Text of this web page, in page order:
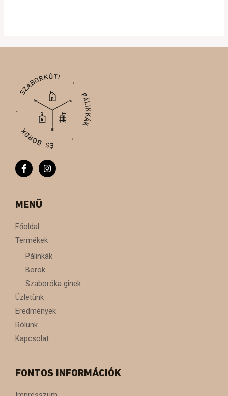
MENÜ
Főoldal
Termékek
Pálinkák
Borok
Szaboróka ginek
Üzletünk
Eredmények
Rólunk
Kapcsolat
FONTOS INFORMÁCIÓK